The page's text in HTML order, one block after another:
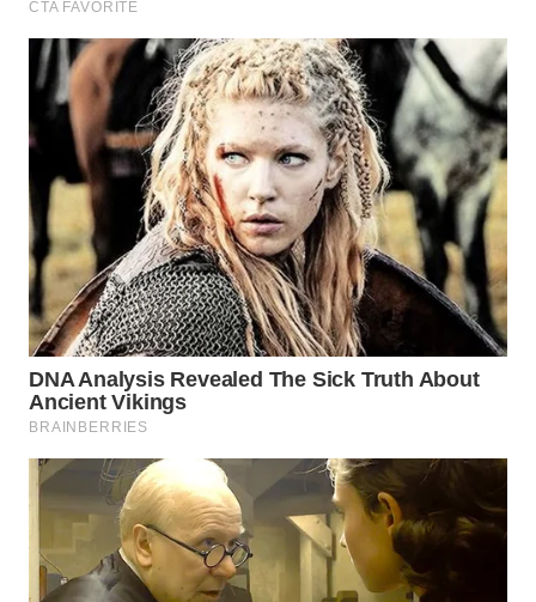
Wahana
Media
Group
WAHANA
NEWS
WAHANA
TANI
WAHANA
ADVOKAT
WAHANA
INFRASTRUKTUR
WAHANA
KONSUMEN
WAHANA